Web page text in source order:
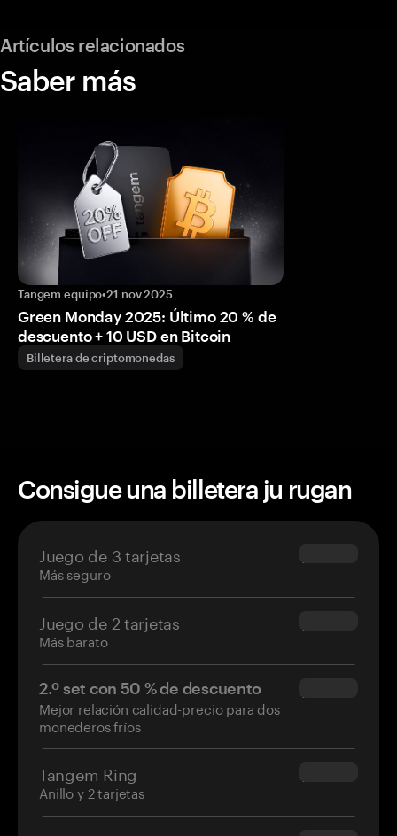
Artículos relacionados
Saber más
Tangem equipo•21 nov 2025
Green Monday 2025: Último 20 % de
descuento + 10 USD en Bitcoin
Billetera de criptomonedas
Consigue una billetera ju rugan
Juego de 3 tarjetas
Más seguro
$69.90
Juego de 2 tarjetas
Más barato
$54.90
2.º set con 50 % de descuento
Mejor relación calidad-precio para dos
monederos fríos
$34.95
Tangem Ring
Anillo y 2 tarjetas
$160.00